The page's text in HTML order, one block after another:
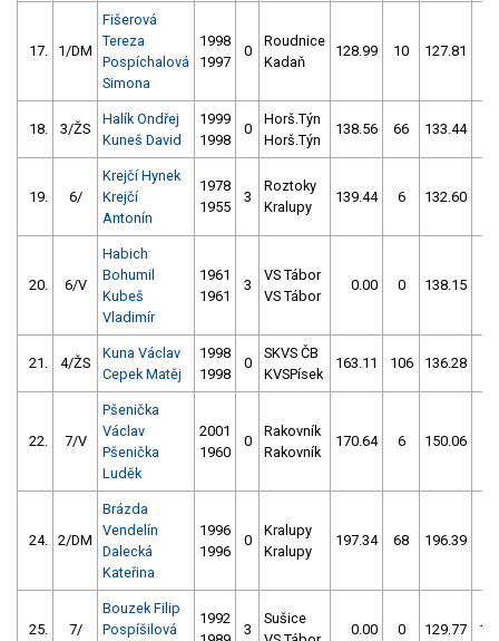
17. 1/DM
Fišerová
Tereza
Pospíchalová
Simona
1998
1997
0
Roudnice
Kadaň
128.99 10 127.81
18. 3/ŽS
Halík Ondřej
Kuneš David
1999
1998
0
Horš.Týn
Horš.Týn
138.56 66 133.44
19. 6/
Krejčí Hynek
Krejčí
Antonín
1978
1955
3
Roztoky
Kralupy
139.44 6 132.60
20. 6/V
Habich
Bohumil
Kubeš
Vladimír
1961
1961
3
VS Tábor
VS Tábor
0.00 0 138.15
21. 4/ŽS
Kuna Václav
Cepek Matěj
1998
1998
0
SKVS ČB
KVSPísek
163.11 106 136.28
22. 7/V
Pšenička
Václav
Pšenička
Luděk
2001
1960
0
Rakovník
Rakovník
170.64 6 150.06
24. 2/DM
Brázda
Vendelín
Dalecká
Kateřina
1996
1996
0
Kralupy
Kralupy
197.34 68 196.39
25. 7/
Bouzek Filip
Pospíšilová
1992
3
Sušice
0.00 0 129.77